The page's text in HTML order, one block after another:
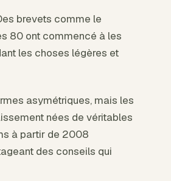
brevets comme le
80 ont commencé à les
les choses légères et
asymétriques, mais les
nées de véritables
à partir de 2008
des conseils qui